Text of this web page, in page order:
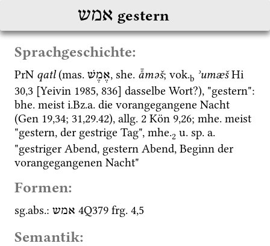
אמש gestern
Sprachgeschichte:
PrN qatl (mas. אֶמֶשׁ, she. å̄məš; vok.b ʾumæš Hi
30,3 [Yeivin 1985
bhe. meist i.Bz.a. die vorangegangene Nacht
(Gen 19,34; 31,29.42), allg. 2 Kön 9,26; mhe. meist
"gestern, der gestrige Tag", mhe.2 u. sp. a.
"gestriger Abend, gestern Abend, Beginn der
vorangegangenen Nacht"
Formen:
sg.abs.: אמש 4Q379 frg. 4,5
Semantik: